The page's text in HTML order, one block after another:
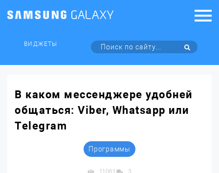
ВИДЖЕТЫ
В каком мессенджере удобней
общаться: Viber, Whatsapp или
Telegram
Программы
11061 3